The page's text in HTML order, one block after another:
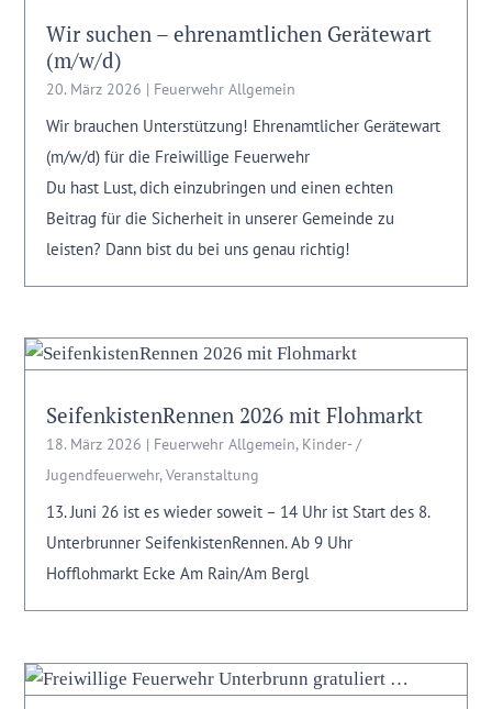
Wir suchen – ehrenamtlichen Gerätewart
(m/w/d)
20. März 2026 | Feuerwehr Allgemein
Wir brauchen Unterstützung! Ehrenamtlicher Gerätewart
(m/w/d) für die Freiwillige Feuerwehr
Du hast Lust, dich einzubringen und einen echten
Beitrag für die Sicherheit in unserer Gemeinde zu
leisten? Dann bist du bei uns genau richtig!
SeifenkistenRennen 2026 mit Flohmarkt
18. März 2026 | Feuerwehr Allgemein, Kinder- /
Jugendfeuerwehr,Veranstaltung
13. Juni 26 ist es wieder soweit – 14 Uhr ist Start des 8.
Unterbrunner SeifenkistenRennen. Ab 9 Uhr
Hofflohmarkt Ecke Am Rain/Am Bergl